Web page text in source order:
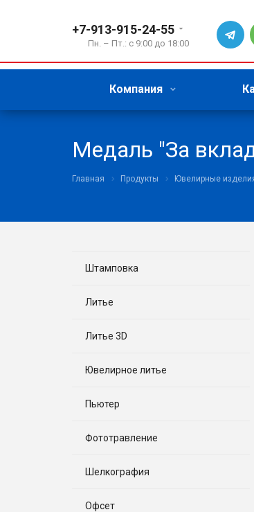
+7-913-915-24-55
Пн. – Пт.: с 9:00 до 18:00
Компания
Медаль "За
Главная Продукты Ювелирные
Штамповка
Литье
Литье 3D
Ювелирное литье
Пьютер
Фототравление
Шелкография
Офсет